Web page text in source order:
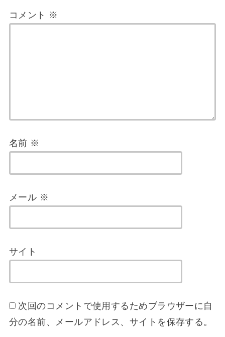
コメント ※
名前 ※
メール ※
サイト
次回のコメントで使用するためブラウザーに自
分の名前、メールアドレス、サイトを保存する。